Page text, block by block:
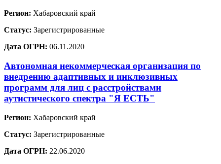
Регион: Хабаровский край
Статус: Зарегистрированные
Дата ОГРН: 06.11.2020
Автономная некоммерческая организация по
внедрению адаптивных и инклюзивных
программ для лиц с расстройствами
аутистического спектра "Я ЕСТЬ"
Регион: Хабаровский край
Статус: Зарегистрированные
Дата ОГРН: 22.06.2020